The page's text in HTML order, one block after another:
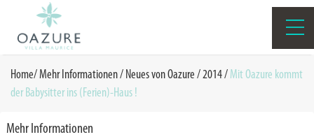
Home/Mehr Informationen /Neues von Oazure/2014/Mit Oazure kommt
der Babysitter ins (Ferien)-Haus !
Mehr Informationen